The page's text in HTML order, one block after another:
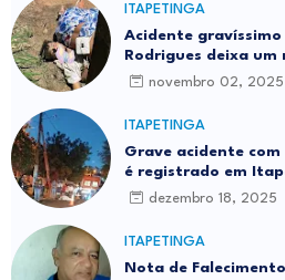
ITAPETINGA
Acidente gravíssimo
Rodrigues deixa um
novembro 02, 2025
ITAPETINGA
Grave acidente
é registrado em
dezembro 18, 2025
ITAPETINGA
Nota de Falecimento